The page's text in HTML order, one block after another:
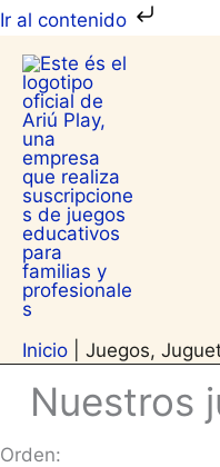
Ir al contenido
Ir
contenido
Inicio Juegos,
Nuestros
Orden: